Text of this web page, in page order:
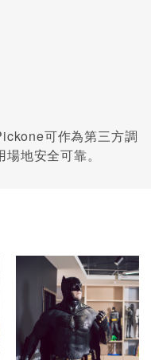
可作為第三方調
地安全可靠。